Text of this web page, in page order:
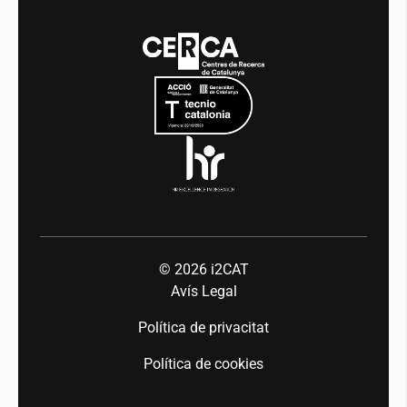
Equitat i diversitat
© 2026 i2CAT
Avís Legal
Política de privacitat
Política de cookies